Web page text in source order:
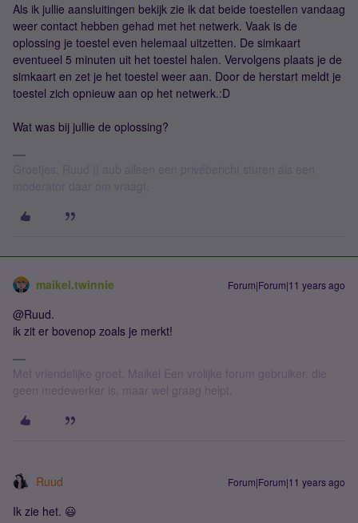
Als ik jullie aansluitingen bekijk zie ik dat beide toestellen vandaag
weer contact hebben gehad met het netwerk. Vaak is de
oplossing je toestel even helemaal uitzetten. De simkaart
eventueel 5 minuten uit het toestel halen. Vervolgens plaats je de
simkaart en zet je het toestel weer aan. Door de herstart meldt je
toestel zich opnieuw aan op het netwerk.:D
Wat was bij jullie de oplossing?
maikel.twinnie Forum|Forum|11 years ago
@Ruud.
ik zit er bovenop zoals je merkt!
Met vriendelijke groet, Maikel Een vrolijke forum gebruiker, die
geen medewerker is, maar wel graag helpt.
Ruud Forum|Forum|11 years ago
Ik zie het. 😃